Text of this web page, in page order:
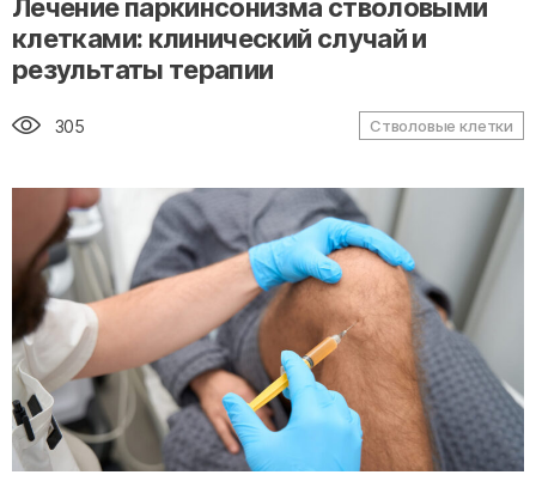
Лечение паркинсонизма стволовыми
клетками: клинический случай и
результаты терапии
305 Стволовые клетки